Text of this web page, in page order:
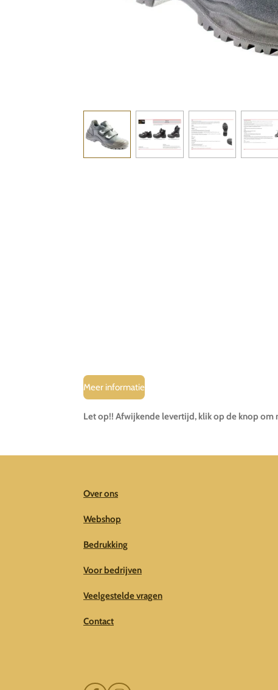
Meer informatie
Let op!! Afwijkende levertijd, klik op de knop om
Over ons
Webshop
Bedrukking
Voor bedrijven
Veelgestelde vragen
Contact